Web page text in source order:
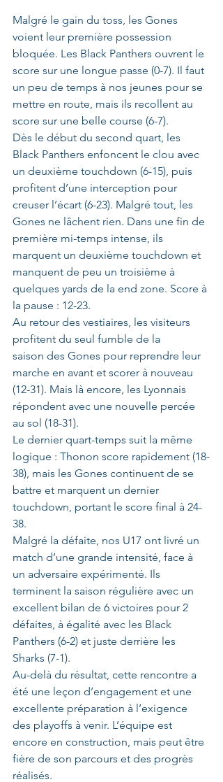
Malgré le gain du toss, les Gones
voient leur première possession
bloquée. Les Black Panthers ouvrent le
score sur une longue passe (0-7). Il faut
un peu de temps à nos jeunes pour se
mettre en route, mais ils recollent au
score sur une belle course (6-7).
Dès le début du second quart, les
Black Panthers enfoncent le clou avec
un deuxième touchdown (6-15), puis
profitent d’une interception pour
creuser l’écart (6-23). Malgré tout, les
Gones ne lâchent rien. Dans une fin de
première mi-temps intense, ils
marquent un deuxième touchdown et
manquent de peu un troisième à
quelques yards de la end zone. Score à
la pause : 12-23.
Au retour des vestiaires, les visiteurs
profitent du seul fumble de la
saison des Gones pour reprendre leur
marche en avant et scorer à nouveau
(12-31). Mais là encore, les Lyonnais
répondent avec une nouvelle percée
au sol (18-31).
Le dernier quart-temps suit la même
logique : Thonon score rapidement (18-
38), mais les Gones continuent de se
battre et marquent un dernier
touchdown, portant le score final à 24-
38.
Malgré la défaite, nos U17 ont livré un
match d’une grande intensité, face à
un adversaire expérimenté. Ils
terminent la saison régulière avec un
excellent bilan de 6 victoires pour 2
défaites, à égalité avec les Black
Panthers (6-2) et juste derrière les
Sharks (7-1).
Au-delà du résultat, cette rencontre a
été une leçon d’engagement et une
excellente préparation à l’exigence
des playoffs à venir. L’équipe est
encore en construction, mais peut être
fière de son parcours et des progrès
réalisés.